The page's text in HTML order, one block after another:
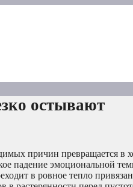
остывают
причин превращается в
падение эмоциональной
в ровное тепло